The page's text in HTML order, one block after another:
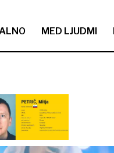
MED LJUDMI